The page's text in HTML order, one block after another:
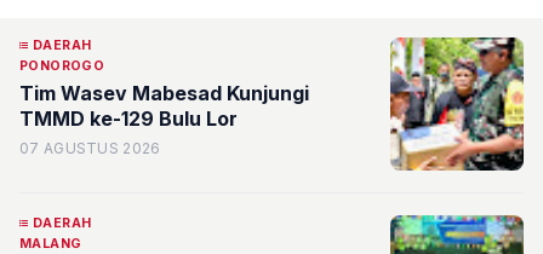
DAERAH
PONOROGO
Tim Wasev Mabesad Kunjungi
TMMD ke-129 Bulu Lor
07 AGUSTUS 2026
DAERAH
MALANG